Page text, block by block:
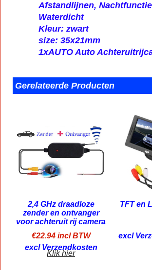
Afstandlijnen,
Waterdicht
Kleur: zwart
size: 35x21mm
1xAUTO Auto
Gerelateerde Producten
2,4 GHz draadloze
zender en ontvanger
voor achteruit rij camera
€22.94 incl BTW
excl Verzendkosten
Klik hier
TFT en
excl